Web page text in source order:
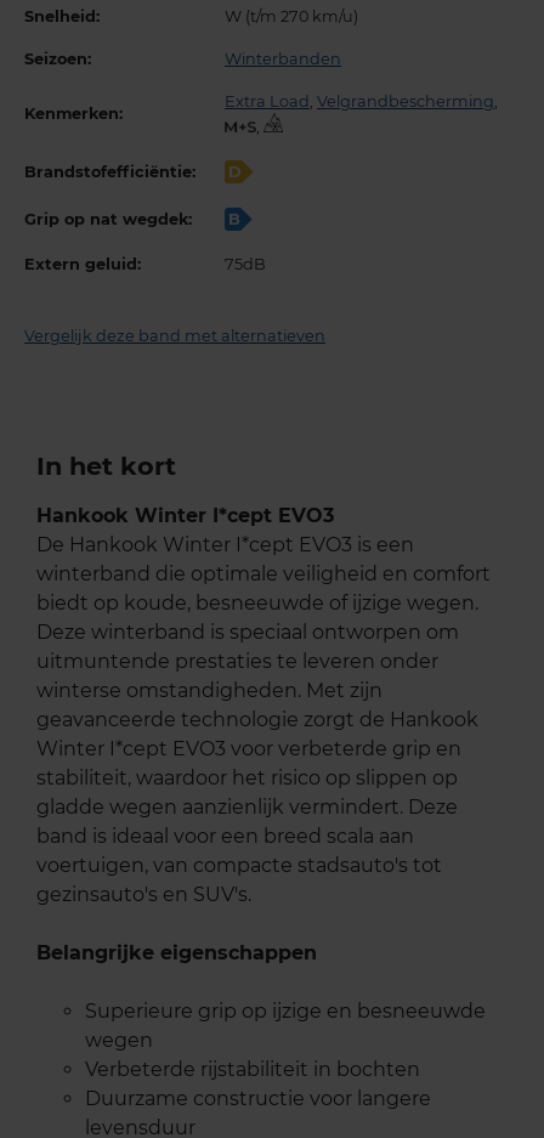
Snelheid: W (t/m 270 km/u)
Seizoen: Winterbanden
Kenmerken:
Extra Load , Velgrandbescherming,
,
Brandstofefficiëntie: D
Grip op nat wegdek: B
Extern geluid: 75dB
Vergelijk deze band met alternatieven
In het kort
Hankook Winter I*cept EVO3
De Hankook Winter I*cept EVO3 is een
winterband die optimale veiligheid en comfort
biedt op koude, besneeuwde of ijzige wegen.
Deze winterband is speciaal ontworpen om
uitmuntende prestaties te leveren onder
winterse omstandigheden. Met zijn
geavanceerde technologie zorgt de Hankook
Winter I*cept EVO3 voor verbeterde grip en
stabiliteit, waardoor het risico op slippen op
gladde wegen aanzienlijk vermindert. Deze
band is ideaal voor een breed scala aan
voertuigen, van compacte stadsauto's tot
gezinsauto's en SUV's.
Belangrijke eigenschappen
Superieure grip op ijzige en besneeuwde
wegen
Verbeterde rijstabiliteit in bochten
Duurzame constructie voor langere
levensduur